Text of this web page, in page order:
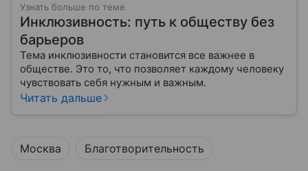
Узнать больше по теме
Инклюзивность: путь к обществу без
барьеров
Тема инклюзивности становится все важнее в
обществе. Это то, что позволяет каждому человеку
чувствовать себя нужным и важным.
Читать дальше
Москва Благотворительность